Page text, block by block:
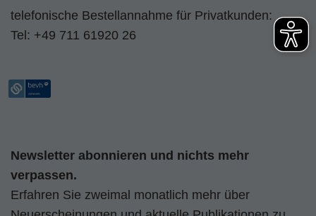
telefonische Bestellannahme für Privatkunden:
Tel: +49 711 61920 26
Newsletter abonnieren und nichts mehr
verpassen.
Erfahren Sie zweimal monatlich mehr über